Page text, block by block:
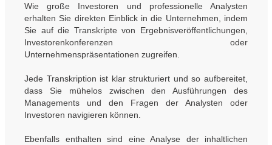
Wie große Investoren und professionelle Analysten
erhalten Sie direkten Einblick in die Unternehmen, indem
Sie auf die Transkripte von Ergebnisveröffentlichungen,
Investorenkonferenzen oder
Unternehmenspräsentationen zugreifen.
Jede Transkription ist klar strukturiert und so aufbereitet,
dass Sie mühelos zwischen den Ausführungen des
Managements und den Fragen der Analysten oder
Investoren navigieren können.
Ebenfalls enthalten sind eine Analyse der inhaltlichen